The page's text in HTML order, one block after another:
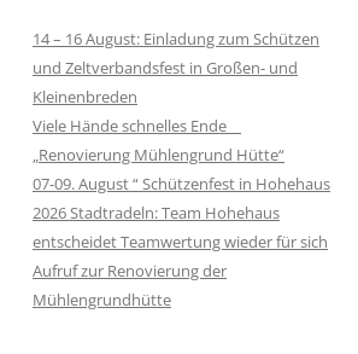
14 – 16 August: Einladung zum Schützen
und Zeltverbandsfest in Großen- und
Kleinenbreden
Viele Hände schnelles Ende
„Renovierung Mühlengrund Hütte“
07-09. August “ Schützenfest in Hohehaus
2026 Stadtradeln: Team Hohehaus
entscheidet Teamwertung wieder für sich
Aufruf zur Renovierung der
Mühlengrundhütte